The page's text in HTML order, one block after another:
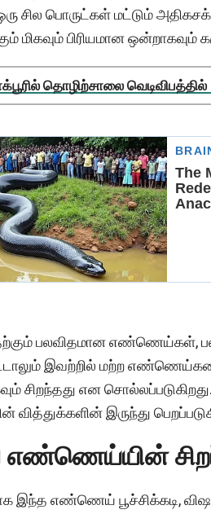
சில பொருட்கள் மட்டும்
மிகவும் பிரியமான ஒன்றாகவும்
தொழிற்சாலை வெடிவிபத்தில்
பலவிதமான எண்ணெய்கள்,
இவற்றில் மற்ற
சிறந்தது என
வித்துக்களின் இருந்து
எண்ணெய்யின்
இந்த எண்ணெய் பூச்சிக்கடி,